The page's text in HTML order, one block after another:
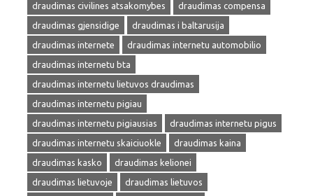
draudimas civilines atsakomybes
draudimas compensa
draudimas gjensidige
draudimas i baltarusija
draudimas internete
draudimas internetu automobilio
draudimas internetu bta
draudimas internetu lietuvos draudimas
draudimas internetu pigiau
draudimas internetu pigiausias
draudimas internetu pigus
draudimas internetu skaiciuokle
draudimas kaina
draudimas kasko
draudimas kelionei
draudimas lietuvoje
draudimas lietuvos